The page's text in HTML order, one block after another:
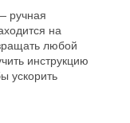
ручная
на
любой
инструкцию
ускорить